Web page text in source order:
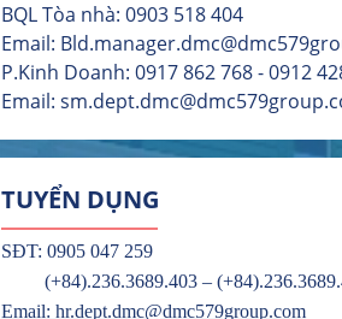
BQL Tòa nhà: 0903 518 404
Email:
P.Kinh Doanh: 0917 862 768 - 0912
Email:
TUYỂN DỤNG
SĐT: 0905 047 259
(+84).236.3689.403 –
Email:hr.dept.dmc@dmc579group.com